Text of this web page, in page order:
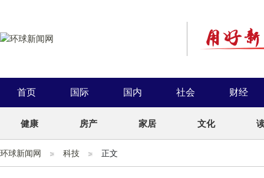
首页 国际 国内 社会 财经
健康 房产 家居 文化
环球新闻网 科技 正文